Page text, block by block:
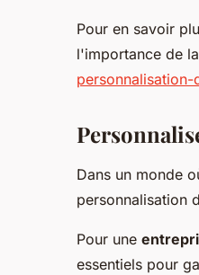
Pour en savoir
l'importance de
Dans un monde
personnalisation
Pour une
essentiels pour